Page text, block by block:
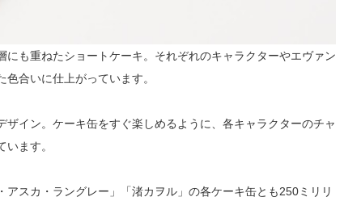
にも重ねたショートケーキ。それぞれのキャラクターやエヴァン
合いに仕上がっています。
ザイン。ケーキ缶をすぐ楽しめるように、各キャラクターのチャ
ます。
アスカ・ラングレー」「渚カヲル」の各ケーキ缶とも250ミリリ